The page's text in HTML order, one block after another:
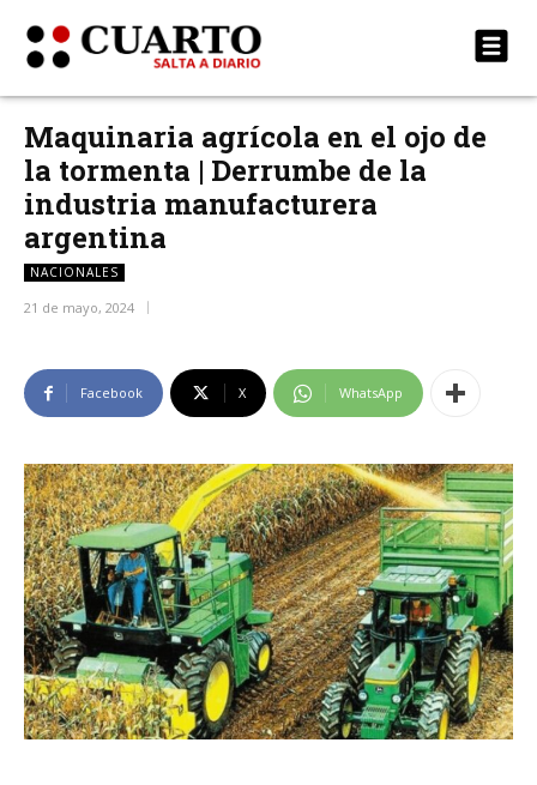
Maquinaria agrícola en el ojo de
la tormenta | Derrumbe de la
industria manufacturera
argentina
NACIONALES
21 de mayo, 2024
Facebook X WhatsApp